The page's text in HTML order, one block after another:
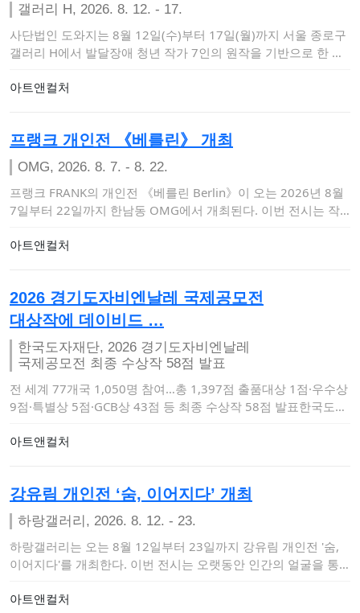
갤러리 H, 2026. 8. 12. - 17.
사단법인 도와지는 8월 12일(수)부터 17일(월)까지 서울 종로구
갤러리 H에서 발달장애 청년 작가 7인의 원작을 기반으로 한 다
아트앤컬처
프랭크 개인전 《베를린》 개최
OMG, 2026. 8. 7. - 8. 22.
프랭크 FRANK의 개인전 《베를린 Berlin》이 오는 2026년 8월
7일부터 22일까지 한남동 OMG에서 개최된다. 이번 전시는 작
아트앤컬처
2026 경기도자비엔날레 국제공모전
대상작에 데이비드 …
한국도자재단, 2026 경기도자비엔날레
국제공모전 최종 수상작 58점 발표
전 세계 77개국 1,050명 참여…총 1,397점 출품대상 1점·우수상
9점·특별상 5점·GCB상 43점 등 최종 수상작 58점 발표한국도자
아트앤컬처
강유림 개인전 ‘숨, 이어지다’ 개최
하랑갤러리, 2026. 8. 12. - 23.
하랑갤러리는 오는 8월 12일부터 23일까지 강유림 개인전 '숨,
이어지다'를 개최한다. 이번 전시는 오랫동안 인간의 얼굴을 통
아트앤컬처